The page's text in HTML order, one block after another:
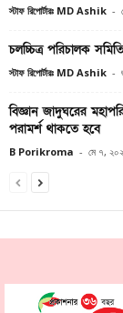
স্টাফ রিপোর্টারঃ MD Ashik -
চলচ্চিত্র পরিচালক
স্টাফ রিপোর্টারঃ MD Ashik -
বিজ্ঞান জাদুঘরের
পরামর্শ থাকতে হবে
B Porikroma - মে ৭,